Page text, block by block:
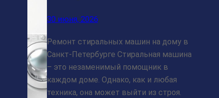
30 июня, 2026
Ремонт стиральных машин на дому в
Санкт-Петербурге Стиральная машина
– это незаменимый помощник в
каждом доме. Однако, как и любая
техника, она может выйти из строя.